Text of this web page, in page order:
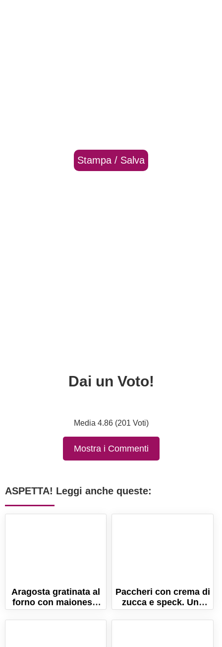
Stampa / Salva
Dai un Voto!
Media 4.86 (201 Voti)
Mostra i Commenti
ASPETTA! Leggi anche queste:
Aragosta gratinata al
forno con maionese.
La ricetta gourmet!
Paccheri con crema di
zucca e speck. Una
ricetta ricca e
gustosa!